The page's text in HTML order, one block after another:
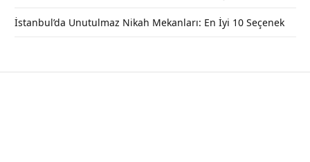
İstanbul’da Unutulmaz Nikah Mekanları: En İyi 10 Seçenek